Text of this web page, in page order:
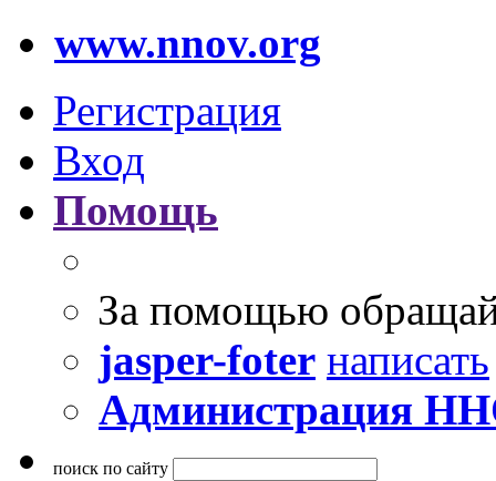
www.nnov.org
Регистрация
Вход
Помощь
За помощью
jasper-foter написать
Администрация
поиск по сайту